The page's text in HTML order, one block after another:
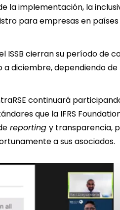
la implementación, la
para empresas en
ISSB cierran su período de
a diciembre, dependiendo
continuará
que la IFRS
reporting y transparencia,
a sus asociados.